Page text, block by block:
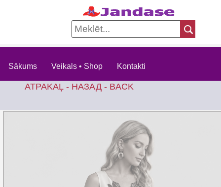
Sākums Veikals • Shop Kontakti
ATPAKAĻ - НАЗАД - BACK